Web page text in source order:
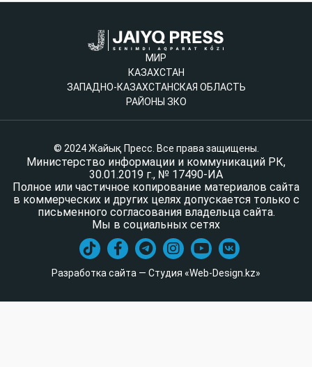
МИР
КАЗАХСТАН
ЗАПАДНО-КАЗАХСТАНСКАЯ ОБЛАСТЬ
РАЙОНЫ ЗКО
© 2024 Жайық Пресс. Все права защищены.
Министерство информации и коммуникаций РК,
30.01.2019 г., № 17490-ИА
Полное или частичное копирование материалов сайта
в коммерческих и других целях допускается только с
письменного согласования владельца сайта.
Мы в социальных сетях
Разработка сайта — Студия «Web-Design.kz»